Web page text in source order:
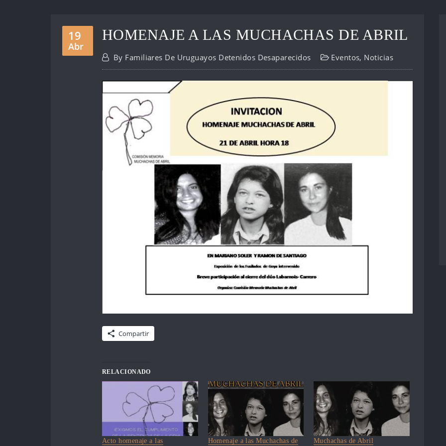
19
Abr
HOMENAJE A LAS MUCHACHAS DE ABRIL
By Familiares De Uruguayos Detenidos Desaparecidos Eventos, Noticias
Compartir
RELACIONADO
Acto homenaje a las Homenaje a las Muchachas de Muchachas de Abril